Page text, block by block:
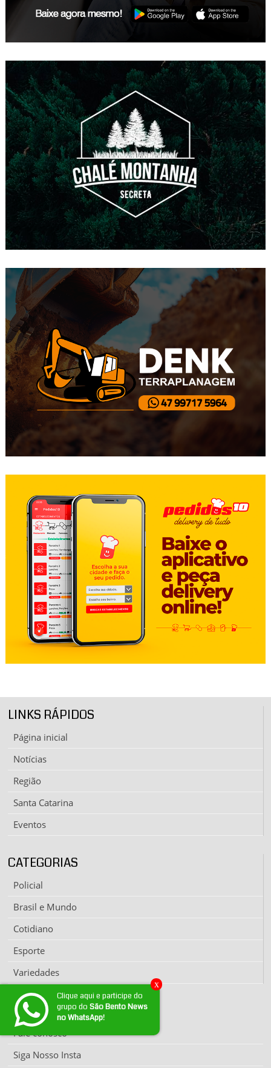
LINKS RÁPIDOS
Página inicial
Notícias
Região
Santa Catarina
Eventos
CATEGORIAS
Policial
Brasil e Mundo
Cotidiano
Esporte
Variedades
EXPEDIENTE
Fale conosco
Siga Nosso Insta
Clique aqui e participe do
grupo do São Bento News
no WhatsApp!
x